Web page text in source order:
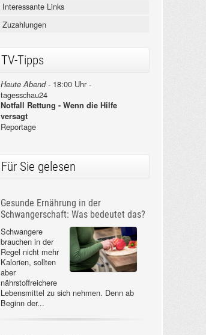
Interessante Links
Zuzahlungen
TV-Tipps
Heute Abend -18:00 Uhr -
tagesschau24
Notfall Rettung - Wenn die Hilfe
versagt
Reportage
Für Sie gelesen
Gesunde Ernährung in der
Schwangerschaft: Was bedeutet das?
Schwangere
brauchen in der
Regel nicht mehr
Kalorien, sollten
aber
nährstoffreichere
Lebensmittel zu sich nehmen. Denn ab
Beginn der...